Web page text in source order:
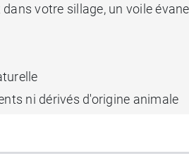
votre sillage, un voile
ni dérivés d'origine animale
pensez aussi à